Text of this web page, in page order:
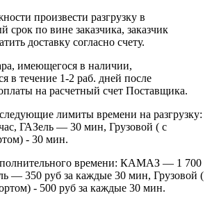
произвести разгрузку в
срок по вине заказчика, заказчик
доставку согласно счету.
имеющегося в наличии,
в течение 1-2 раб. дней после
на расчетный счет Поставщика.
лимиты времени на разгрузку:
ГАЗель — 30 мин, Грузовой ( с
- 30 мин.
времени: КАМАЗ — 1 700
— 350 руб за каждые 30 мин, Грузовой (
- 500 руб за каждые 30 мин.